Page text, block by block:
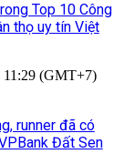
Top 10 Công
thọ uy tín Việt
11:29 (GMT+7)
runner đã có
Đất Sen